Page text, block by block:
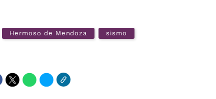
Hermoso de Mendoza sismo